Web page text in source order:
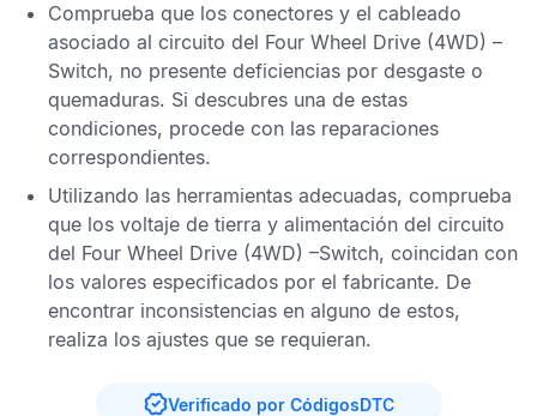
Comprueba que los conectores y el cableado
asociado al circuito del Four Wheel Drive (4WD) –
Switch, no presente deficiencias por desgaste o
quemaduras. Si descubres una de estas
condiciones, procede con las reparaciones
correspondientes.
Utilizando las herramientas adecuadas, comprueba
que los voltaje de tierra y alimentación del circuito
del Four Wheel Drive (4WD) –Switch, coincidan con
los valores especificados por el fabricante. De
encontrar inconsistencias en alguno de estos,
realiza los ajustes que se requieran.
Verificado por CódigosDTC